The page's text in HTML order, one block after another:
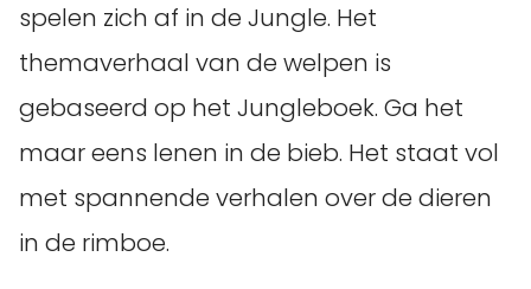
spelen zich af in de Jungle. Het
themaverhaal van de welpen is
gebaseerd op het Jungleboek. Ga het
maar eens lenen in de bieb. Het staat vol
met spannende verhalen over de dieren
in de rimboe.